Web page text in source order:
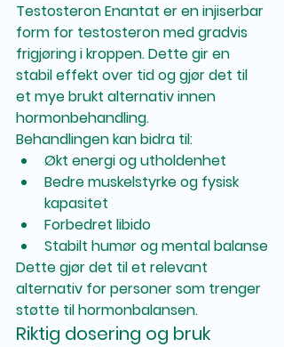
Testosteron Enantat er en injiserbar
form for testosteron med gradvis
frigjøring i kroppen. Dette gir en
stabil effekt over tid og gjør det til
et mye brukt alternativ innen
hormonbehandling.
Behandlingen kan bidra til:
Økt energi og utholdenhet
Bedre muskelstyrke og fysisk
kapasitet
Forbedret libido
Stabilt humør og mental balanse
Dette gjør det til et relevant
alternativ for personer som trenger
støtte til hormonbalansen.
Riktig dosering og bruk